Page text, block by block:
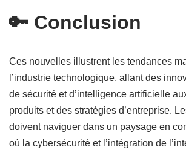
🔑 Conclusion
Ces nouvelles illustrent les tendances
l’industrie technologique, allant des
de sécurité et d’intelligence artificielle
produits et des stratégies d’entreprise.
doivent naviguer dans un paysage en
où la cybersécurité et l’intégration de